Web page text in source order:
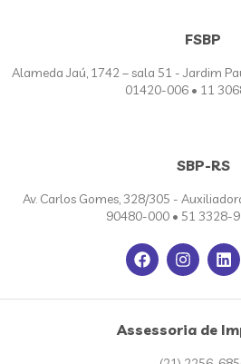
FSBP
Alameda Jaú, 1742 – sala 51 - Jardim
01420-006 • 11
SBP-RS
Av. Carlos Gomes, 328/305 -
90480-000 • 51 3328-
Assessoria de